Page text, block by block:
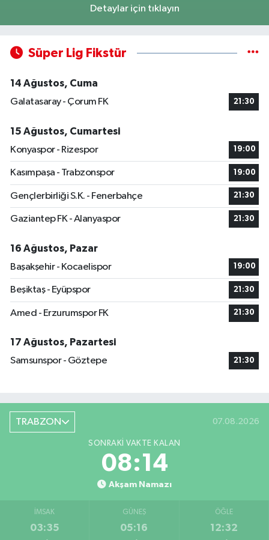
Detaylar için tıklayın
Süper Lig Fikstür
14 Ağustos, Cuma
Galatasaray - Çorum FK
21:30
15 Ağustos, Cumartesi
Konyaspor - Rizespor
19:00
Kasımpaşa - Trabzonspor 19:00
Gençlerbirliği S.K. - Fenerbahçe 21:30
Gaziantep FK - Alanyaspor 21:30
16 Ağustos, Pazar
Başakşehir - Kocaelispor
19:00
Beşiktaş - Eyüpspor 21:30
Amed - Erzurumspor FK 21:30
17 Ağustos, Pazartesi
Samsunspor - Göztepe
21:30
TRABZON 07.08.2026
SONRAKI VAKTE KALAN
08:13
Akşam Namazı
İMSAK
03:35
GÜNEŞ
05:16
ÖĞLE
12:32